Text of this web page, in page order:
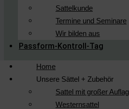
Sattelkunde
Termine und Seminare
Wir bilden aus
Passform-Kontroll-Tag
Home
Unsere Sättel + Zubehör
Sattel mit großer
Westernsattel